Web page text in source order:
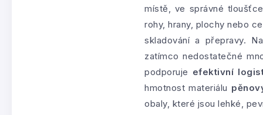
místě, ve správné
rohy, hrany, plochy nebo
skladování a přepravy.
zatímco nedostatečné
podporuje efektivní
hmotnost materiálu
obaly, které jsou lehké,